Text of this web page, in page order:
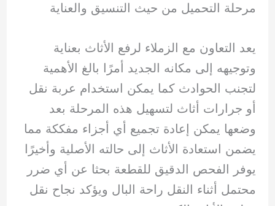
مرحلة التحميل من حيث التنسيق والعناية
يعد التعاون مع الزملاء لرفع الأثاث بعناية
وتوجيهه إلى مكانه الجديد أمرًا بالغ الأهمية
لتجنب الحوادث كما يمكن استخدام عربة نقل
أو جرارات أثاث لتسهيل هذه المرحلة بعد
وضعها يمكن إعادة تجميع أي أجزاء مفككة مما
يضمن استعادة الأثاث إلى حالته الأصلية وأخيرًا
يوفر الفحص الدقيق للقطعة بحثا عن أي ضرر
محتمل أثناء النقل راحة البال ويؤكد نجاح نقل